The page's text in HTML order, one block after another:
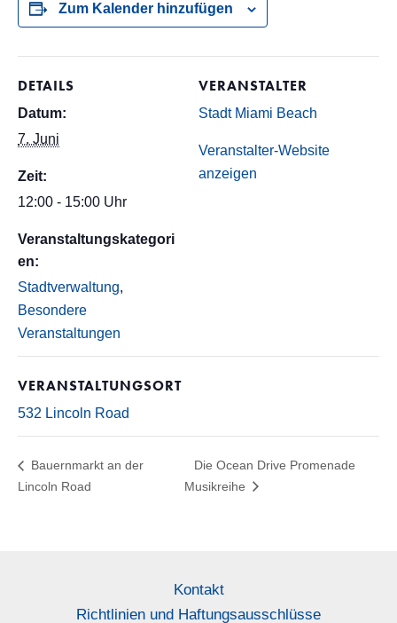
Zum Kalender hinzufügen
DETAILS
Datum:
7. Juni
Zeit:
12:00 - 15:00 Uhr
Veranstaltungskategori
en:
Stadtverwaltung,
Besondere
Veranstaltungen
VERANSTALTER
Stadt Miami Beach
Veranstalter-Website
anzeigen
VERANSTALTUNGSORT
532 Lincoln Road
Bauernmarkt an der
Lincoln Road
Die Ocean Drive Promenade
Musikreihe
Kontakt
Richtlinien und Haftungsausschlüsse